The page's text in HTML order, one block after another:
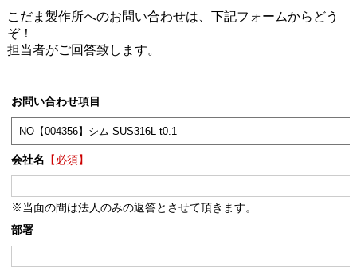
こだま製作所へのお問い合わせは、下記フォームからどう
ぞ！
担当者がご回答致します。
お問い合わせ項目
会社名 【必須】
※当面の間は法人のみの返答とさせて頂きます。
部署